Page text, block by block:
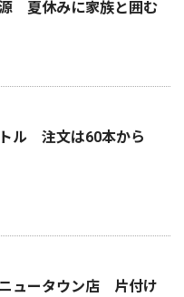
夏休みに家族と囲む
ル 注文は60本から
ュータウン店 片付け